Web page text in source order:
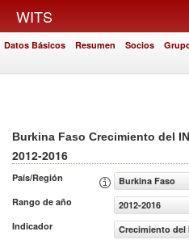
WITS
Datos Básicos Resumen Socios
Burkina Faso Crecimiento del
2012-2016
País/Región
Burkina Faso
Rango de año
2012-2016
Indicador
Crecimiento del